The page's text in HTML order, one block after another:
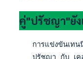
คู่"ปรัชญา"ยัง
การแข่งขันเทน
ปรัชญา กับ เค